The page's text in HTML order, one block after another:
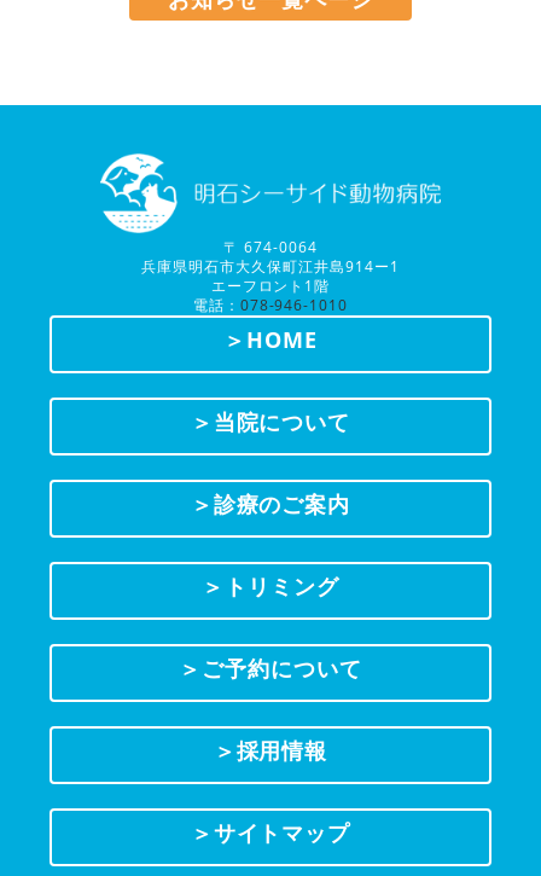
〒 674-0064
兵庫県明石市大久保町江井島914ー1
エーフロント1階
電話： 078-946-1010
＞HOME
＞当院について
＞診療のご案内
＞トリミング
＞ご予約について
＞採用情報
＞サイトマップ